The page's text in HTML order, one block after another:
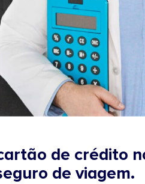
de crédito
de viagem.